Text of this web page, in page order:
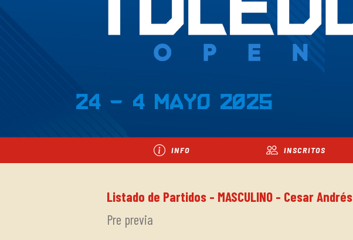
24 - 4 Mayo 2025
INFO INSCRITOS
Listado de Partidos - MASCULINO - Cesar Andrés
Pre previa